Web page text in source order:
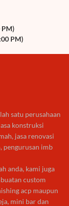
PM)
satu perusahaan
konstruksi
jasa renovasi
pengurusan imb
anda, kami juga
custom
acp maupun
mini bar dan